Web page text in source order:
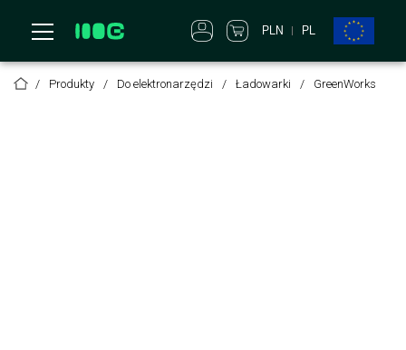
PLN PL
Produkty Do elektronarzędzi Ładowarki GreenWorks